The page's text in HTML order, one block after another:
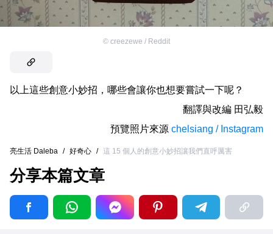
© creezewe / Reddit
以上這些創意小妙招，哪些會讓你也想要嘗試一下呢？
翻譯與改編 田弘毅
預覽照片來源 chelsiang / Instagram
亮生活 Daleba / 好奇心 / 這 15 個人的創意小妙招讓我們直呼厲害
分享本篇文章